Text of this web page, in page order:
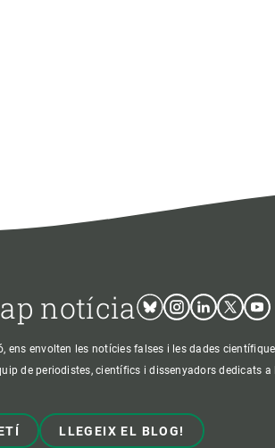
notícia BlueskyInstagram
LinkedinTwitter
ens envolten les notícies falses i les dades
de periodistes, científics i dissenyadors dedicats
LLEGEIX EL BLOG!